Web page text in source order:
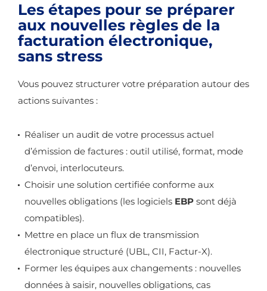
Les étapes pour se préparer
aux nouvelles règles de la
facturation électronique,
sans stress
Vous pouvez structurer votre préparation autour des
actions suivantes :
Réaliser un audit de votre processus actuel
d’émission de factures : outil utilisé, format, mode
d’envoi, interlocuteurs.
Choisir une solution certifiée conforme aux
nouvelles obligations (les logiciels EBP sont déjà
compatibles).
Mettre en place un flux de transmission
électronique structuré (UBL, CII, Factur-X).
Former les équipes aux changements : nouvelles
données à saisir, nouvelles obligations, cas